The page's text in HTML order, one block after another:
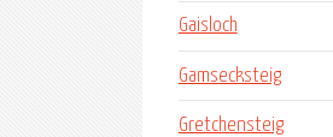
Gaisloch
Gamsecksteig
Gretchensteig